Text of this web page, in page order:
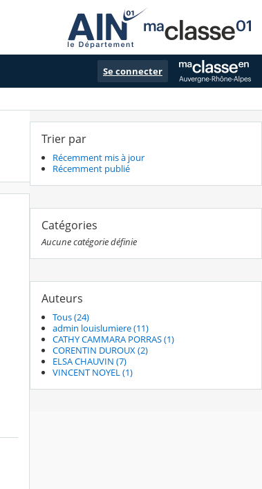
Se connecter
Trier par
Récemment mis à jour
Récemment publié
Catégories
Aucune catégorie définie
Auteurs
Tous (24)
admin louislumiere (11)
CATHY CAMMARA PORRAS (1)
CORENTIN DUROUX (2)
ELSA CHAUVIN (7)
VINCENT NOYEL (1)